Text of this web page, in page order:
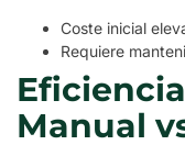
Coste inicial
Requiere
Manual